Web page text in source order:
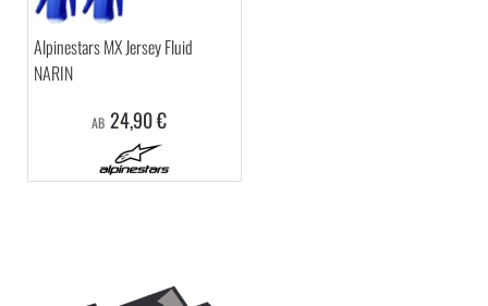
Alpinestars MX Jersey Fluid
NARIN
AB 24,90 €